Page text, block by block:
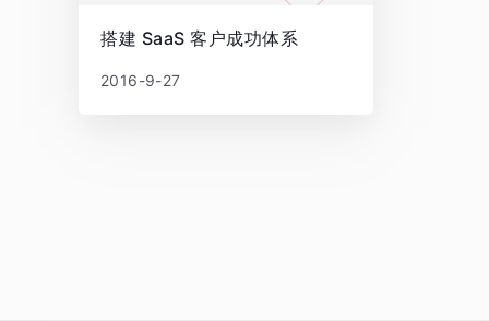
搭建 SaaS 客户成功体系
2016-9-27